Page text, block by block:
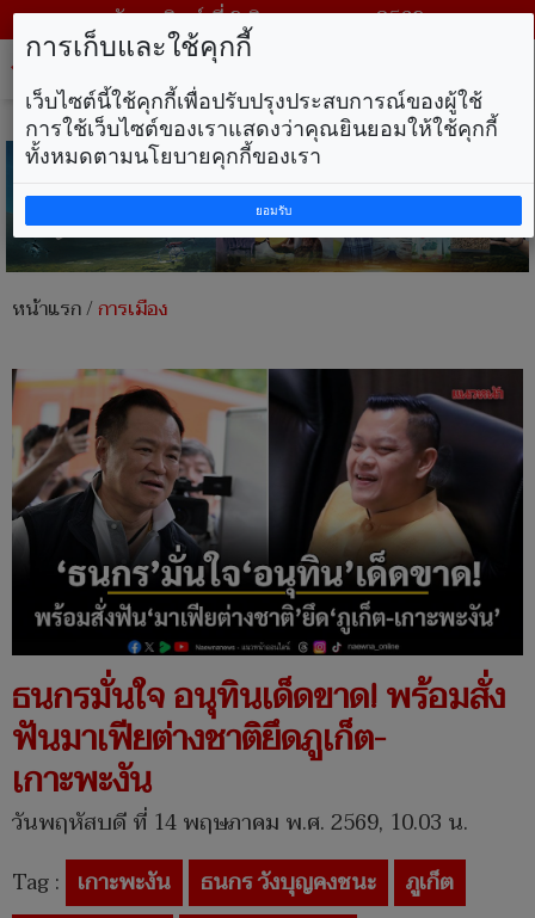
วันอาทิตย์ ที่ 9 สิงหาคม พ.ศ. 2569
หน้าแรก/การเมือง
ธนกรมั่นใจ อนุทินเด็ดขาด! พร้อมสั่ง
ฟันมาเฟียต่างชาติยึดภูเก็ต-
เกาะพะงัน
วันพฤหัสบดี ที่ 14 พฤษภาคม พ.ศ. 2569, 10.03 น.
Tag : เกาะพะงัน ธนกร วังบุญคงชนะ
ภูเก็ต
การเก็บและใช้คุกกี้
เว็บไซต์นี้ใช้คุกกี้เพื่อปรับปรุงประสบการณ์ของผู้ใช้
การใช้เว็บไซต์ของเราแสดงว่าคุณยินยอมให้ใช้คุกกี้
ทั้งหมดตามนโยบายคุกกี้ของเรา
ยอมรับ